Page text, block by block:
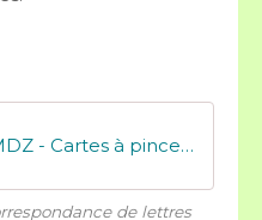
MDZ - Cartes à pinces lettres de l'alphabet 2 graphies Capitales et cursives
de lettres